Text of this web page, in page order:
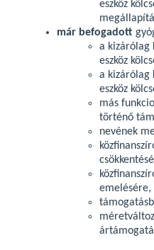
eszköz
már befogadott
a kizárólag
eszköz
a kizárólag
eszköz
más
történő
nevének
emelésére,